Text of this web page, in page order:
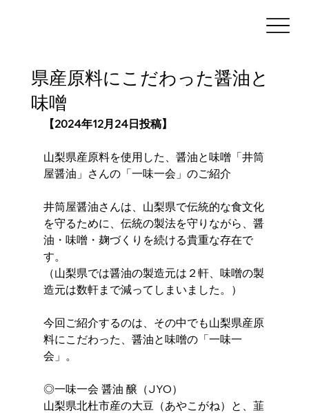
県産原料にこだわった醤油と
味噌
【2024年12月24日投稿】
山梨県産原料を使用した、醤油と味噌「井筒
屋醤油」さんの「一味一会」のご紹介
井筒屋醤油さんは、山梨県で伝統的な食文化
を守るために、伝統の製法を守りながら、醤
油・味噌・麹づくりを続ける貴重な存在で
す。
（山梨県では醤油の製造元は２軒、味噌の製
造元は数軒まで減ってしまいました。）
今回ご紹介するのは、その中でも山梨県産原
料にこだわった、醤油と味噌の「一味一
会」。
◎一味一会 醤油 醸（JYO）
山梨県北杜市産の大豆（あやこがね）と、韮